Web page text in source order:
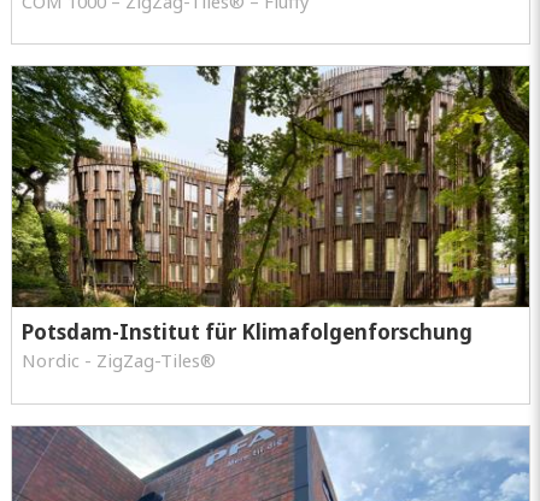
Potsdam-Institut für Klimafolgenforschung
Nordic - ZigZag-Tiles®